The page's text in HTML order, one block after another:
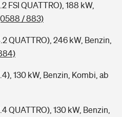
FSI QUATTRO), 188 kW,
/ 883)
QUATTRO), 246 kW, Benzin,
130 kW, Benzin, Kombi, ab
QUATTRO), 130 kW, Benzin,